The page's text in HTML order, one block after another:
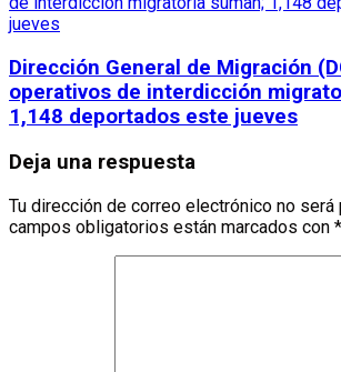
Dirección General de Migración
operativos de interdicción
1,148 deportados este jueves
Deja una respuesta
Tu dirección de correo electrónico no será
campos obligatorios están marcados con *